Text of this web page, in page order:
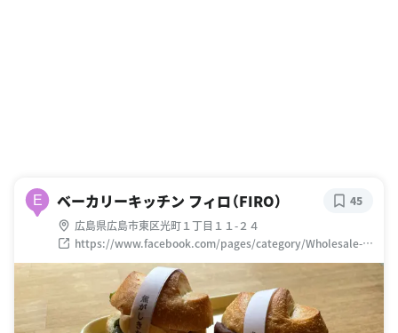
E ベーカリーキッチン フィロ（FIRO）
広島県広島市東区光町１丁目１１-２４
https://www.facebook.com/pages/category/Wholesale-
Bakery/%E3%83%99%E3%83%BC%E3%82%AB%E3%83%
AA%E3%83%BC%E3%82%AD%E3%83%83%E3%83%81%E
3%83%B3-FIRO-111924730518574/
45